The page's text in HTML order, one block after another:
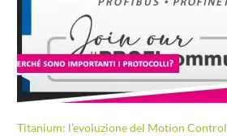
Titanium: l’evoluzione del Motion Control